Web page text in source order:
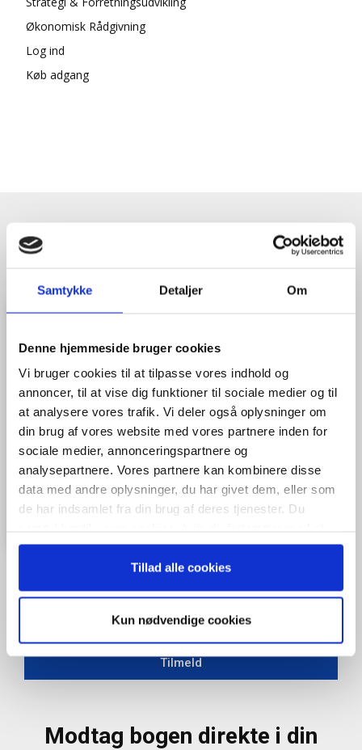
Samtykke Detaljer Om
Denne hjemmeside bruger cookies
Vi bruger cookies til at tilpasse vores indhold og
annoncer, til at vise dig funktioner til sociale medier og til
at analysere vores trafik. Vi deler også oplysninger om
din brug af vores website med vores partnere inden for
sociale medier, annonceringspartnere og
analysepartnere. Vores partnere kan kombinere disse
data med andre oplysninger, du har givet dem, eller som
de har indsamlet fra din brug af deres tjenester. Du
anvende vores hjemmeside.
Tillad alle cookies
Kun nødvendige cookies
Økonomisk Rådgivning
Log ind
Køb adgang
HENT GRATIS E-BOG "SUCCES I
Når du trykker "modtag bogen" bliver du tilmeldt Bestyrelsesguidens
ugentlige nyhedsbrev samt markedsføring via mail.
Tilmeld
Modtag bogen direkte i din